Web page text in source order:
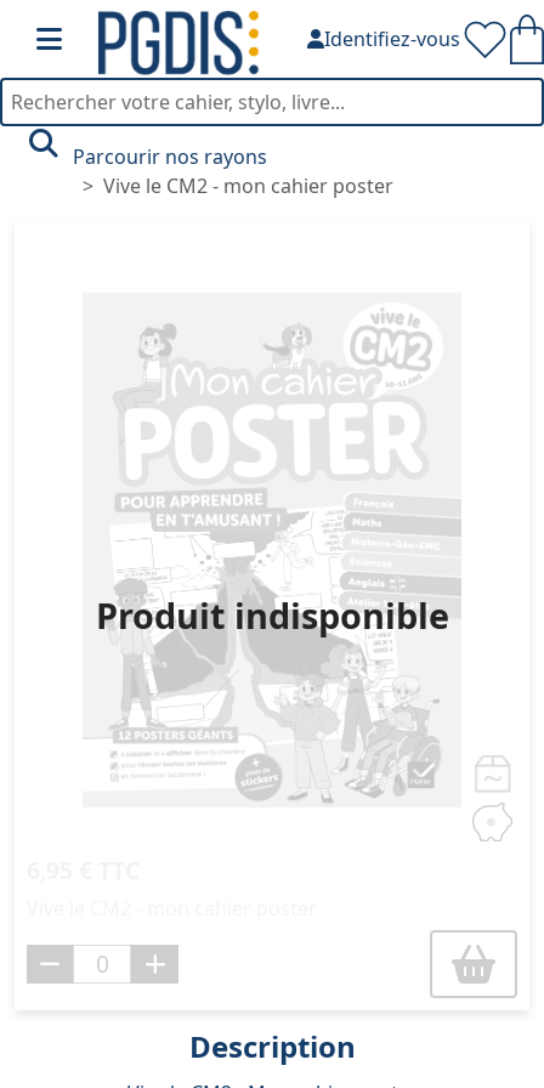
Identifiez-vous
Parcourir nos rayons
Vive le CM2 - mon cahier poster
Produit indisponible
Description